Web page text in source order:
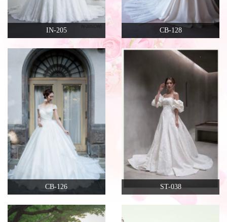
IN-205 CB-128
CB-126 ST-038